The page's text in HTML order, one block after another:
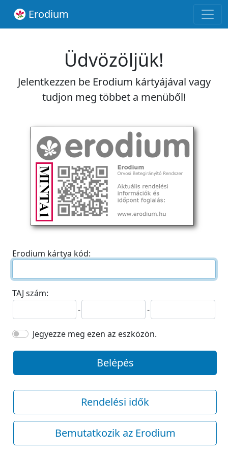
Erodium
Üdvözöljük!
Jelentkezzen be Erodium kártyájával vagy
tudjon meg többet a menüből!
Erodium kártya kód:
TAJ szám:
-
-
Jegyezze meg ezen az eszközön.
Belépés
Rendelési idők
Bemutatkozik az Erodium